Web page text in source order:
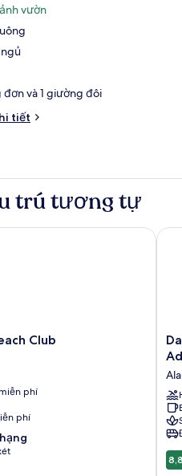
vườn
và 1 giường đôi
tiết
trú tương tự
Club
phí
phí
Club
&
-
8.8
8,8